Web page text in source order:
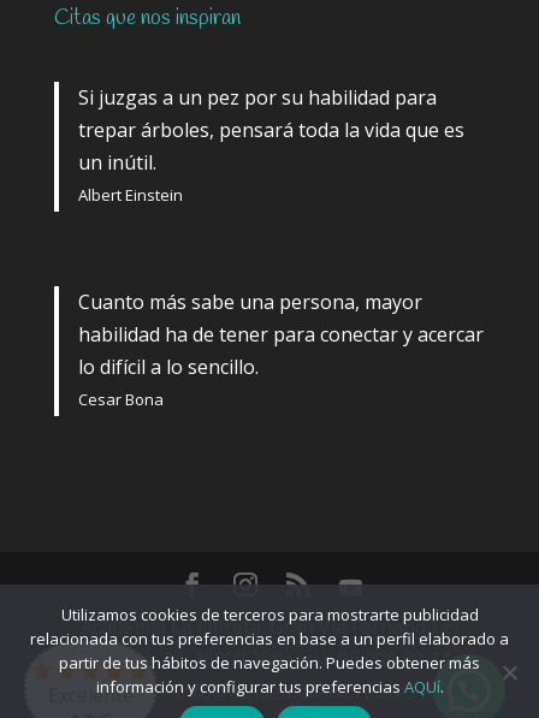
Citas que nos inspiran
Si juzgas a un pez por su habilidad para
trepar árboles, pensará toda la vida que es
un inútil.
Albert Einstein
Cuanto más sabe una persona, mayor
habilidad ha de tener para conectar y acercar
lo difícil a lo sencillo.
Cesar Bona
Academia La llibreta. Gran Vía Fernando el
Católico, 23. 46008. Valencia. 96 006 99 34-
666875860- info@academialallibreta.esAviso
Excelente
Utilizamos cookies de terceros para mostrarte publicidad
relacionada con tus preferencias en base a un perfil elaborado a
partir de tus hábitos de navegación. Puedes obtener más
información y configurar tus preferencias AQUí.